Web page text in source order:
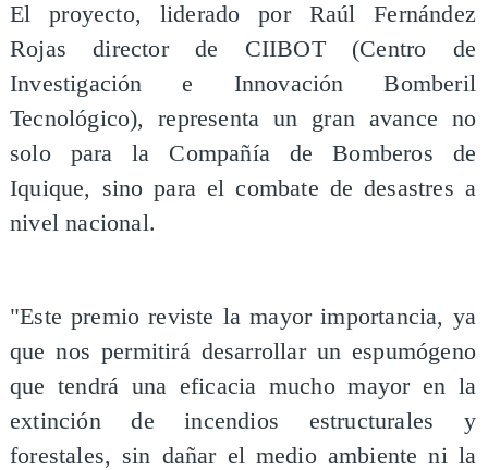
El proyecto, liderado por Raúl Fernández
Rojas director de CIIBOT (Centro de
Investigación e Innovación Bomberil
Tecnológico), representa un gran avance no
solo para la Compañía de Bomberos de
Iquique, sino para el combate de desastres a
nivel nacional.
"Este premio reviste la mayor importancia, ya
que nos permitirá desarrollar un espumógeno
que tendrá una eficacia mucho mayor en la
extinción de incendios estructurales y
forestales, sin dañar el medio ambiente ni la